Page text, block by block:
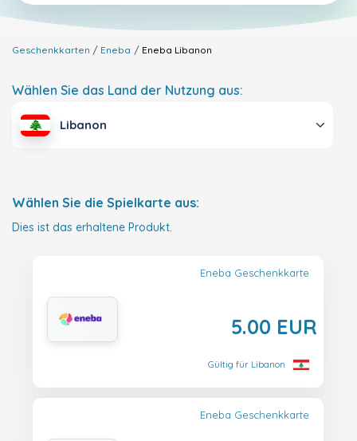
Geschenkkarten Eneba Eneba Libanon
Wählen Sie das Land der Nutzung aus:
Libanon
Wählen Sie die Spielkarte aus:
Dies ist das erhaltene Produkt.
Eneba Geschenkkarte
5.00 EUR
Gültig für Libanon
Eneba Geschenkkarte